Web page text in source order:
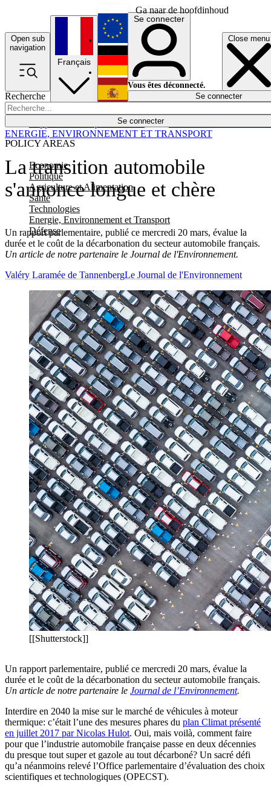
Ga naar de hoofdinhoud
Open sub
navigation
Close menu
Recherche
Se connecter
POLICY AREAS
Economie
Politique
Agriculture et Alimentation
Santé
Technologies
Energie, Environnement et Transport
Défense
Économie
Français
English
Deutsch
Español
Se connecter
Vous êtes déconnecté.
Se connecter
La transition automobile
s'annonce longue et chère
Un rapport parlementaire, publié ce mercredi 20 mars, évalue la
durée et le coût de la décarbonation du secteur automobile français.
Un article de notre partenaire le Journal de l'Environnement.
ENERGIE, ENVIRONNEMENT ET TRANSPORT
Valéry Laramée de TannenbergLe Journal de l'Environnement
[[Shutterstock]]
Un rapport parlementaire, publié ce mercredi 20 mars, évalue la
durée et le coût de la décarbonation du secteur automobile français.
Un article de notre partenaire le Journal de l’Environnement.
Interdire en 2040 la mise sur le marché de véhicules à moteur
thermique: c’était l’une des mesures phares du plan Climat présenté
en juillet 2017 par Nicolas Hulot. Oui, mais voilà, comment faire
pour que l’industrie automobile française passe en deux décennies
du presque tout super et gazole au tout décarboné? Un sacré défi
qu’a néanmoins relevé l’Office parlementaire d’évaluation des choix
scientifiques et technologiques (OPECST).